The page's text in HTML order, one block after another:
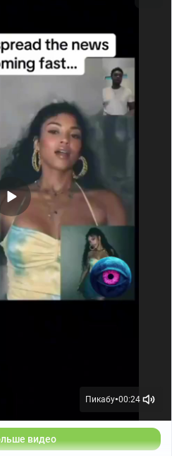
[вставить текст]
по улучшению
[вставить текст]
текста
текст]
на любой LLM, будь это
Grok. Задачи простые,
влегкую, всем
Пикабу●00:24
видео